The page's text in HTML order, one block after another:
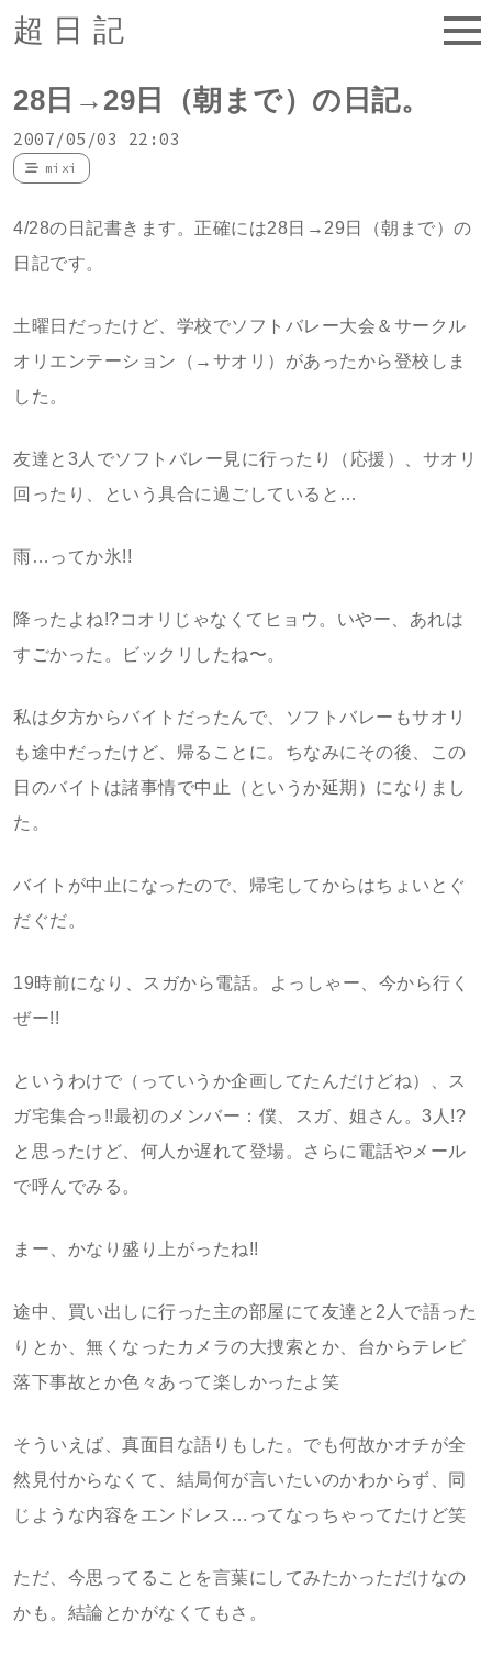
超日記
28日→29日（朝まで）の日記。
2007/05/03 22:03
mixi
4/28の日記書きます。正確には28日→29日（朝まで）の
日記です。
土曜日だったけど、学校でソフトバレー大会＆サークル
オリエンテーション（→サオリ）があったから登校しま
した。
友達と3人でソフトバレー見に行ったり（応援）、サオリ
回ったり、という具合に過ごしていると…
雨…ってか氷!!
降ったよね!?コオリじゃなくてヒョウ。いやー、あれは
すごかった。ビックリしたね〜。
私は夕方からバイトだったんで、ソフトバレーもサオリ
も途中だったけど、帰ることに。ちなみにその後、この
日のバイトは諸事情で中止（というか延期）になりまし
た。
バイトが中止になったので、帰宅してからはちょいとぐ
だぐだ。
19時前になり、スガから電話。よっしゃー、今から行く
ぜー!!
というわけで（っていうか企画してたんだけどね）、ス
ガ宅集合っ!!最初のメンバー：僕、スガ、姐さん。3人!?
と思ったけど、何人か遅れて登場。さらに電話やメール
で呼んでみる。
まー、かなり盛り上がったね!!
途中、買い出しに行った主の部屋にて友達と2人で語った
りとか、無くなったカメラの大捜索とか、台からテレビ
落下事故とか色々あって楽しかったよ笑
そういえば、真面目な語りもした。でも何故かオチが全
然見付からなくて、結局何が言いたいのかわからず、同
じような内容をエンドレス…ってなっちゃってたけど笑
ただ、今思ってることを言葉にしてみたかっただけなの
かも。結論とかがなくてもさ。